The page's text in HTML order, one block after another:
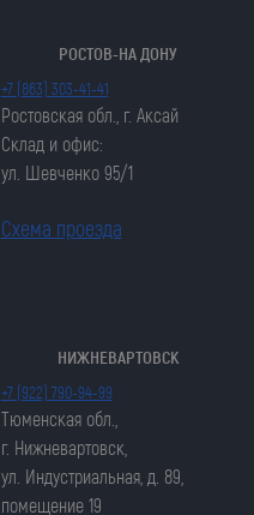
РОСТОВ-НА ДОНУ
+7 (863) 303-41-41
Ростовская обл., г. Аксай
Склад и офис:
ул. Шевченко 95/1
Схема проезда
НИЖНЕВАРТОВСК
+7 (922) 790-94-99
Тюменская обл.,
г. Нижневартовск,
ул. Индустриальная, д. 89,
помещение 19